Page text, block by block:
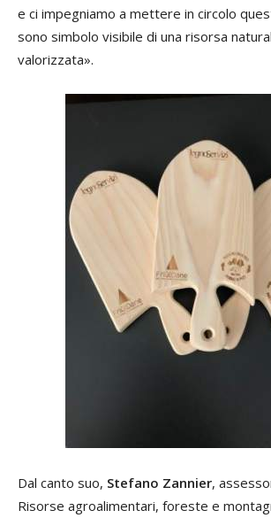
e ci impegniamo a mettere in circolo
sono simbolo visibile di una risorsa
valorizzata».
Dal canto suo, Stefano Zannier,
Risorse agroalimentari, foreste e